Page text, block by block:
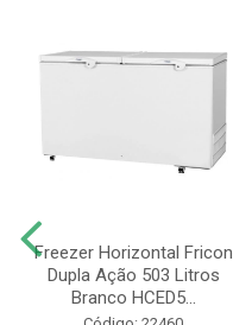
Freezer Horizontal Fricon
Dupla Ação 503 Litros
Branco HCED5...